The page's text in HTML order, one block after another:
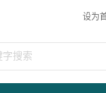
设为